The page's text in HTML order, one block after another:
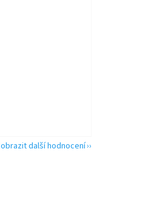
další hodnocení